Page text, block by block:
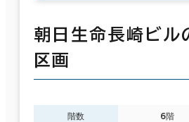
朝日生命長崎ビル
区画
階数 6階